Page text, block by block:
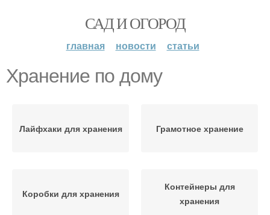
САД И ОГОРОД
главная новости статьи
Хранение по дому
Лайфхаки для хранения Грамотное хранение
Коробки для хранения
Контейнеры для
хранения